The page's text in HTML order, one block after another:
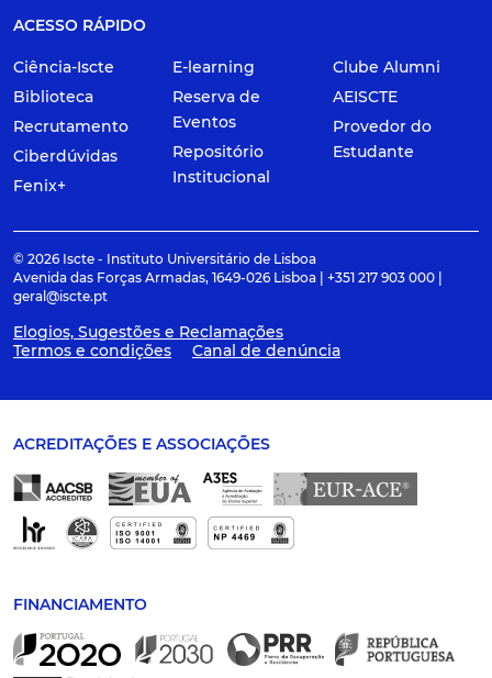
ACESSO RÁPIDO
Ciência-Iscte
Biblioteca
Recrutamento
Ciberdúvidas
Fenix+
E-learning
Reserva de
Eventos
Repositório
Institucional
Clube Alumni
AEISCTE
Provedor do
Estudante
© 2026 Iscte - Instituto Universitário de Lisboa
Avenida das Forças Armadas, 1649-026 Lisboa | +351 217 903 000 |
geral@iscte.pt
Elogios, Sugestões e Reclamações
Termos e condições
Canal de denúncia
ACREDITAÇÕES E ASSOCIAÇÕES
FINANCIAMENTO